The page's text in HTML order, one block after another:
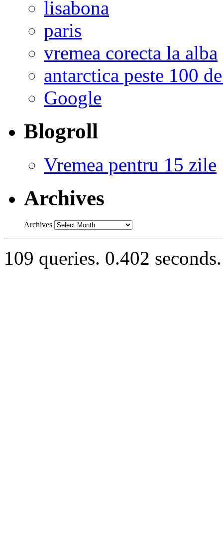
lisabona
paris
vremea corecta la alba
antarctica peste 100
Google
Blogroll
Vremea pentru 15 zile
Archives
Archives
109 queries. 0.402 seconds.